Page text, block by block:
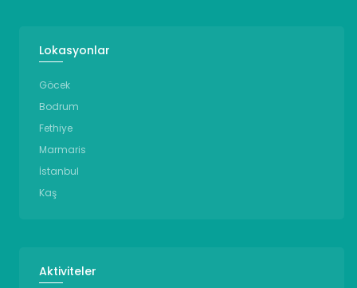
Lokasyonlar
Göcek
Bodrum
Fethiye
Marmaris
İstanbul
Kaş
Aktiviteler